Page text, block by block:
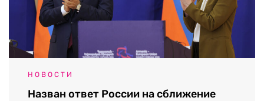
НОВОСТИ
Назван ответ России на сближение